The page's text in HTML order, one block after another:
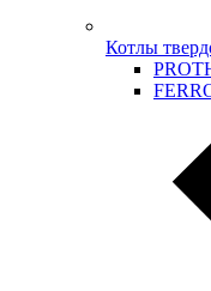
Котлы